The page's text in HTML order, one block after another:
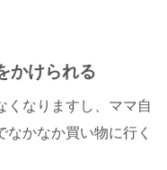
かけられる
くなりますし、ママ自
かなか買い物に行く